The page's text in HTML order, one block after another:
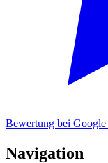
Bewertung bei Google
Navigation